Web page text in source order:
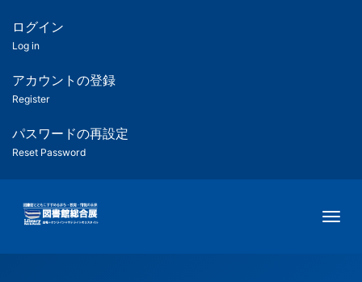
ツ
匿
名
ユ
ー
ー
用
メ
ログイン
Log in
アカウントの登録
Register
パスワードの再設定
Reset Password